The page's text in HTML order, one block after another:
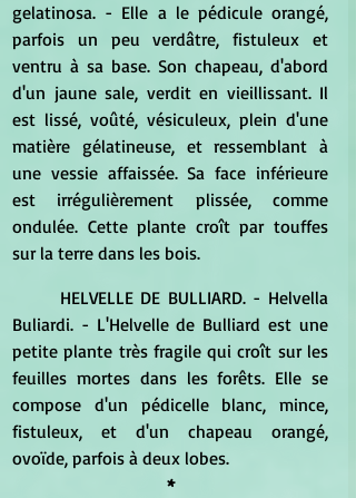
gelatinosa. - Elle a le pédicule orangé,
parfois un peu verdâtre, fistuleux et
ventru à sa base. Son chapeau, d'abord
d'un jaune sale, verdit en vieillissant. Il
est lissé, voûté, vésiculeux, plein d'une
matière gélatineuse, et ressemblant à
une vessie affaissée. Sa face inférieure
est irrégulièrement plissée, comme
ondulée. Cette plante croît par touffes
sur la terre dans les bois.
Buliardi. - L'Helvelle de Bulliard est une
petite plante très fragile qui croît sur les
feuilles mortes dans les forêts. Elle se
compose d'un pédicelle blanc, mince,
fistuleux, et d'un chapeau orangé,
ovoïde, parfois à deux lobes.
*